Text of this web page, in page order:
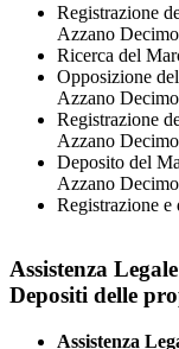
Registrazione
Azzano Decimo
Ricerca del
Opposizione
Azzano Decimo
Registrazione
Azzano Decimo
Deposito del
Azzano Decimo
Registrazione
Assistenza
Depositi delle
Assistenza